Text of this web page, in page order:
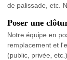
de palissade, etc.
Poser une
Notre équipe en
remplacement et
(public, privée,